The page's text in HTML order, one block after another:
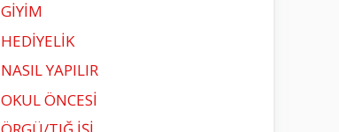
GİYİM
HEDİYELİK
NASIL YAPILIR
OKUL ÖNCESİ